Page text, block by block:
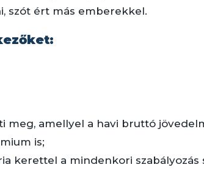
szót ért más emberekkel.
amellyel a havi bruttó
is;
kerettel a mindenkori szabályozás